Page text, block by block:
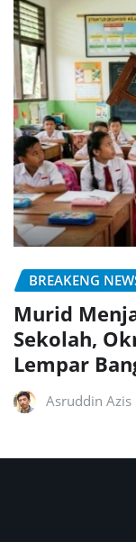
BREAKENG
Murid
Sekolah,
Lempar
Asruddin Azis